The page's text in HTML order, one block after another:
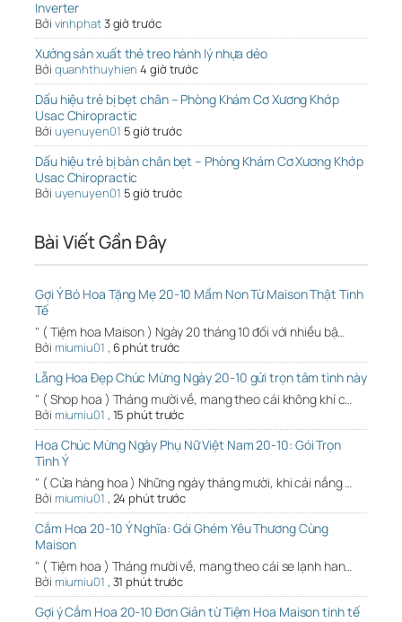
Inverter
Bởi vinhphat3 giờ trước
Xưởng sản xuất thẻ treo hành lý nhựa dẻo
Bởi quanhthuyhien 4 giờ trước
Dấu hiệu trẻ bị bẹt chân – Phòng Khám Cơ Xương Khớp
Usac Chiropractic
Bởi uyenuyen01 5 giờ trước
Dấu hiệu trẻ bị bàn chân bẹt – Phòng Khám Cơ Xương Khớp
Usac Chiropractic
Bởi uyenuyen01 5 giờ trước
Bài Viết Gần Đây
Gợi Ý Bó Hoa Tặng Mẹ 20-10 Mầm Non Từ Maison Thật Tinh
Tế
" ( Tiệm hoa Maison ) Ngày 20 tháng 10 đối với nhiều bậ…
Bởi miumiu01 , 6 phút trước
Lẵng Hoa Đẹp Chúc Mừng Ngày 20-10 gửi trọn tâm tình này
" ( Shop hoa ) Tháng mười về, mang theo cái không khí c…
Bởi miumiu01 , 15 phút trước
Hoa Chúc Mừng Ngày Phụ Nữ Việt Nam 20-10: Gói Trọn
Tình Ý
" ( Cửa hàng hoa ) Những ngày tháng mười, khi cái nắng …
Bởi miumiu01 , 24 phút trước
Cắm Hoa 20-10 Ý Nghĩa: Gói Ghém Yêu Thương Cùng
Maison
" ( Tiệm hoa ) Tháng mười về, mang theo cái se lạnh han…
Bởi miumiu01 , 31 phút trước
Gợi ý Cắm Hoa 20-10 Đơn Giản từ Tiệm Hoa Maison tinh tế